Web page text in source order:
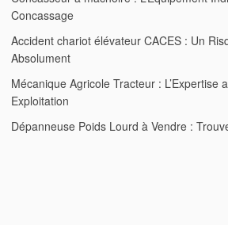
Concassage
Accident chariot élévateur CACES : Un
Absolument
Mécanique Agricole Tracteur : L’Expertise
Exploitation
Dépanneuse Poids Lourd à Vendre :